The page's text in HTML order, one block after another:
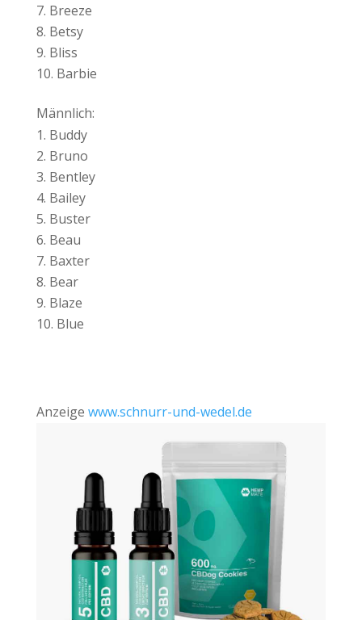
Breeze
Betsy
Bliss
Barbie
Männlich:
Buddy
Bruno
Bentley
Bailey
Buster
Beau
Baxter
Bear
Blaze
Blue
Anzeige www.schnurr-und-wedel.de